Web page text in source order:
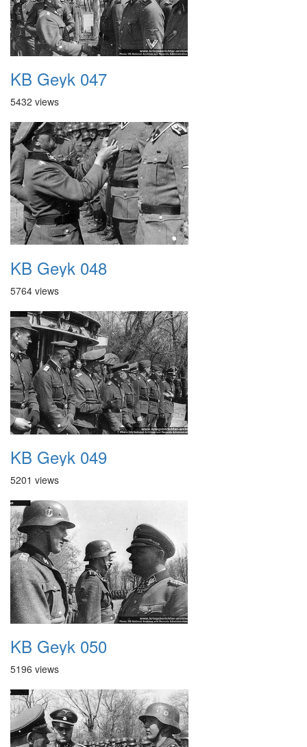
KB Geyk 047
5432 views
KB Geyk 048
5764 views
KB Geyk 049
5201 views
KB Geyk 050
5196 views